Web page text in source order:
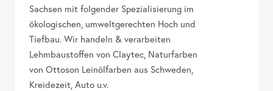
Sachsen mit folgender Spezialisierung im
ökologischen, umweltgerechten Hoch und
Tiefbau. Wir handeln & verarbeiten
Lehmbaustoffen von Claytec, Naturfarben
von Ottoson Leinölfarben aus Schweden,
Kreidezeit, Auto u.v.